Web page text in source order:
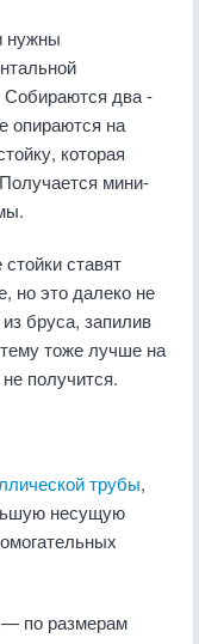
нужны
Собираются два -
опираются на
которая
мини-
ставят
но это далеко не
бруса, запилив
тоже лучше на
получится.
трубы,
несущую
— по размерам